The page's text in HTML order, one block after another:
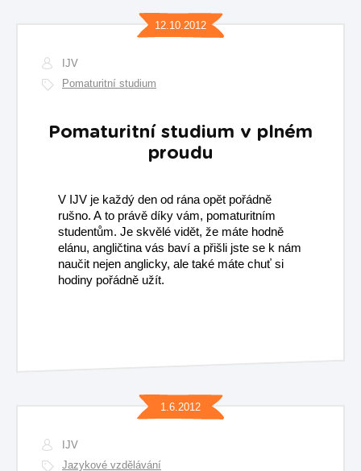
12.10.2012
IJV
Pomaturitní studium
Pomaturitní studium v plném
proudu
V IJV je každý den od rána opět pořádně
rušno. A to právě díky vám, pomaturitním
studentům. Je skvělé vidět, že máte hodně
elánu, angličtina vás baví a přišli jste se k nám
naučit nejen anglicky, ale také máte chuť si
hodiny pořádně užít.
1.6.2012
IJV
Jazykové vzdělávání